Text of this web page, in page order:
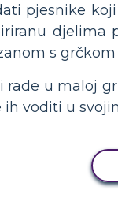
pjesnike
djelima
s
u maloj
voditi u